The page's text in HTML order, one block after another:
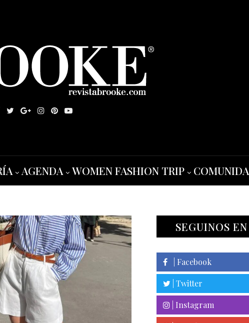
AGENDA WOMEN FASHION TRIP
SEGUINOS
| Facebook
| Twitter
| Instagram